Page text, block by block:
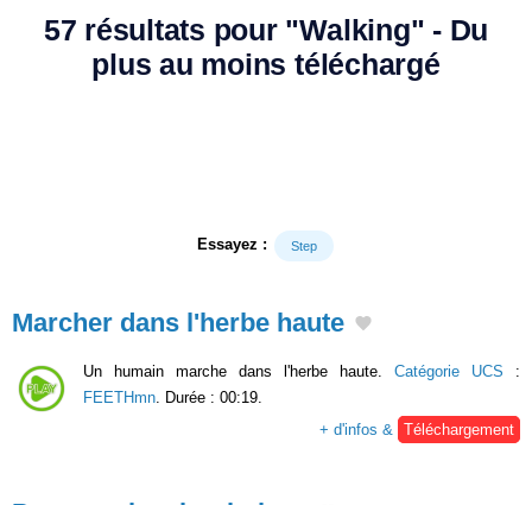
57 résultats pour "Walking" - Du
plus au moins téléchargé
Essayez : Step
Marcher dans l'herbe haute
Un humain marche dans l'herbe haute. Catégorie UCS :
FEETHmn . Durée : 00:19.
+ d'infos &
Téléchargement